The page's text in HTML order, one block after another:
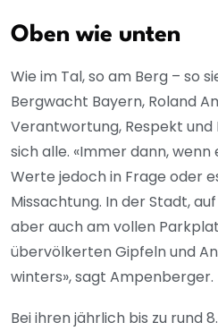
Oben wie unten
Wie im Tal, so am Berg – so
Bergwacht Bayern, Roland
Verantwortung, Respekt
sich alle. «Immer dann,
Werte jedoch in Frage oder
Missachtung. In der Stadt,
aber auch am vollen
übervölkerten Gipfeln und
winters», sagt Ampenberger.
Bei ihren jährlich bis zu rund